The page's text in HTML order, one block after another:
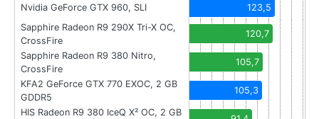
Nvidia GeForce GTX 960, SLI
123,5
Sapphire Radeon R9 290X Tri-X OC,
CrossFire
120,7
Sapphire Radeon R9 380 Nitro,
CrossFire
105,7
KFA2 GeForce GTX 770 EXOC, 2 GB
GDDR5
105,3
HIS Radeon R9 380 IceQ X² OC, 2 GB